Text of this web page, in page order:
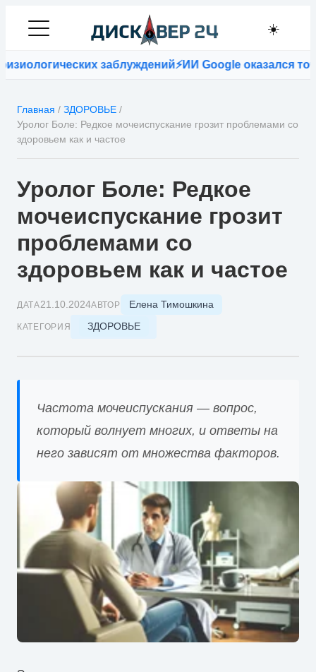
☀️
заблуждений⚡ИИ Google оказался
Главная / ЗДОРОВЬЕ /
Уролог Боле: Редкое мочеиспускание грозит проблемами со
здоровьем как и частое
Уролог Боле: Редкое
мочеиспускание грозит
проблемами со
здоровьем как и частое
ДАТА21.10.2024АВТОР Елена Тимошкина
КАТЕГОРИЯ ЗДОРОВЬЕ
Частота мочеиспускания — вопрос,
который волнует многих, и ответы на
него зависят от множества факторов.